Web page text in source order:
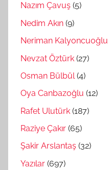
Nazım Çavuş (5)
Nedim Akın (9)
Neriman Kalyoncuoğlu
Nevzat Öztürk (27)
Osman Bülbül(4)
Oya Canbazoğlu (12)
Rafet Ulutürk (187)
Raziye Çakır (65)
Şakir Arslantaş (32)
Yazılar (697)